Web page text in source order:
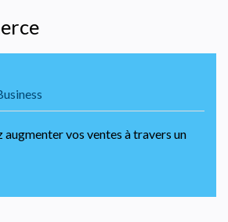
augmenter vos ventes à travers un